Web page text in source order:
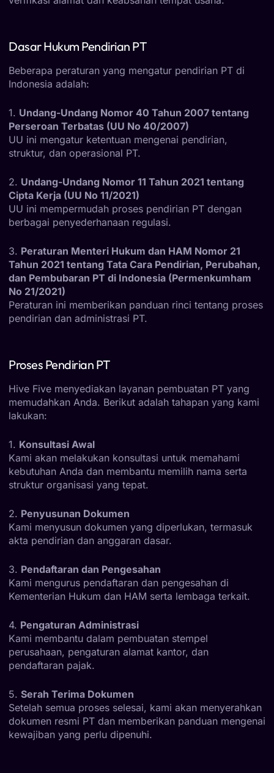
Dasar Hukum Pendirian PT
Beberapa peraturan yang mengatur pendirian PT di
Indonesia adalah:
1. Undang-Undang Nomor 40 Tahun 2007 tentang
Perseroan Terbatas (UU No 40/2007)
UU ini mengatur ketentuan mengenai pendirian,
struktur, dan operasional PT.
2. Undang-Undang Nomor 11 Tahun 2021 tentang
Cipta Kerja (UU No 11/2021)
UU ini mempermudah proses pendirian PT dengan
berbagai penyederhanaan regulasi.
3. Peraturan Menteri Hukum dan HAM Nomor 21
Tahun 2021 tentang Tata Cara Pendirian, Perubahan,
dan Pembubaran PT di Indonesia (Permenkumham
No 21/2021)
Peraturan ini memberikan panduan rinci tentang proses
pendirian dan administrasi PT.
Proses Pendirian PT
Hive Five menyediakan layanan pembuatan PT yang
memudahkan Anda. Berikut adalah tahapan yang kami
lakukan:
1. Konsultasi Awal
Kami akan melakukan konsultasi untuk memahami
kebutuhan Anda dan membantu memilih nama serta
struktur organisasi yang tepat.
2. Penyusunan Dokumen
Kami menyusun dokumen yang diperlukan, termasuk
akta pendirian dan anggaran dasar.
3. Pendaftaran dan Pengesahan
Kami mengurus pendaftaran dan pengesahan di
Kementerian Hukum dan HAM serta lembaga terkait.
4. Pengaturan Administrasi
Kami membantu dalam pembuatan stempel
perusahaan, pengaturan alamat kantor, dan
pendaftaran pajak.
5. Serah Terima Dokumen
Setelah semua proses selesai, kami akan menyerahkan
dokumen resmi PT dan memberikan panduan mengenai
kewajiban yang perlu dipenuhi.